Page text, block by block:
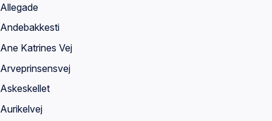
Allegade
Andebakkesti
Ane Katrines Vej
Arveprinsensvej
Askeskellet
Aurikelvej